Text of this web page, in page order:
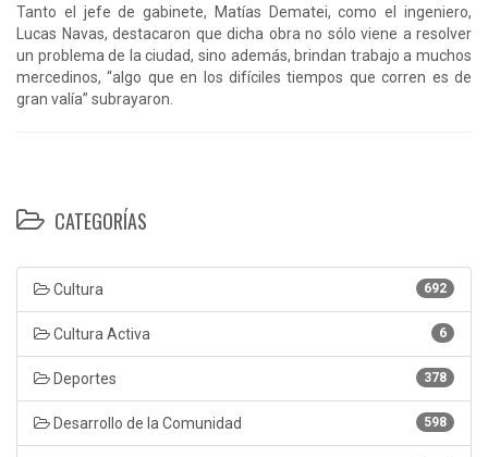
Tanto el jefe de gabinete, Matías Dematei, como el ingeniero,
Lucas Navas, destacaron que dicha obra no sólo viene a resolver
un problema de la ciudad, sino además, brindan trabajo a muchos
mercedinos, “algo que en los difíciles tiempos que corren es de
gran valía” subrayaron.
CATEGORÍAS
692
Cultura
6
Cultura Activa
378
Deportes
598
Desarrollo de la Comunidad